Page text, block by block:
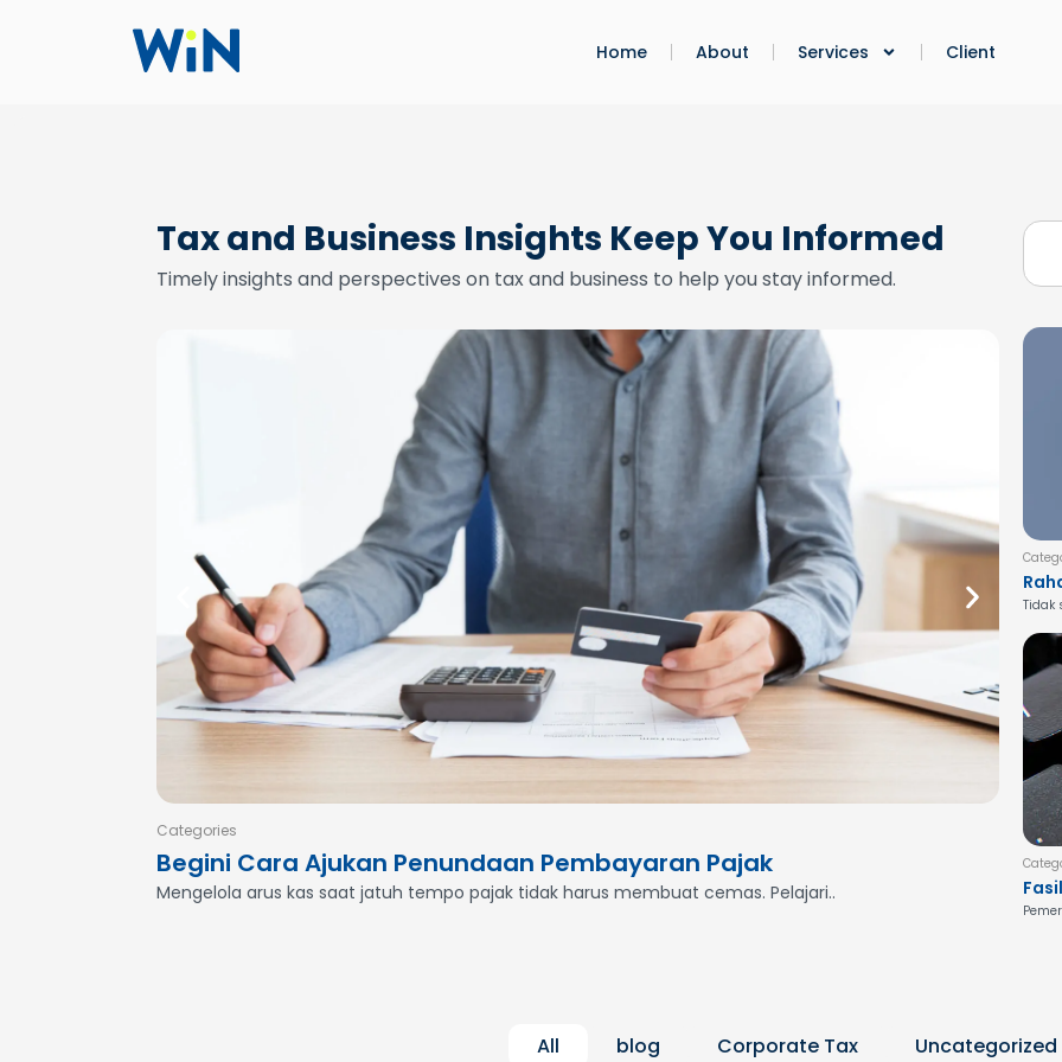
Home About Services Client
Tax and Business Insights Keep You Informed
Timely insights and perspectives on tax and business to help you stay informed.
Categories
Begini Cara Ajukan Penundaan Pembayaran Pajak
Mengelola arus kas saat jatuh tempo pajak tidak harus membuat cemas. Pelajari..
Tidak
blog Corporate Tax Uncategorized
All